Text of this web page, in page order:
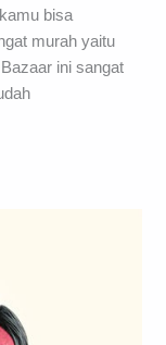
bisa
murah yaitu
ini sangat